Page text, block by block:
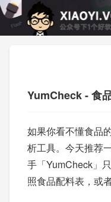
YumCheck - 食
如果你看不懂食品
析工具。今天推荐
手「YumCheck」
照食品配料表，或